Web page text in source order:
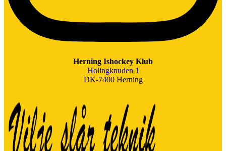
Herning Ishockey Klub
Holingknuden 1
DK-7400 Herning